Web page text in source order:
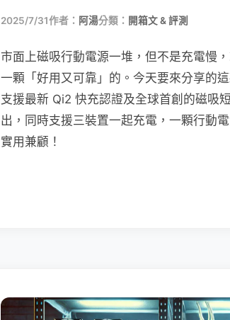
2025/7/31作者： 阿湯分類： 開箱文 & 評測
市面上磁吸行動電源一堆，但不是充電慢
一顆「好用又可靠」的。今天要來分享的
支援最新 Qi2 快充認證及全球首創的磁吸
出，同時支援三裝置一起充電，一顆行動
實用兼顧！